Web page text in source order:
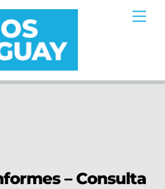
– Consulta